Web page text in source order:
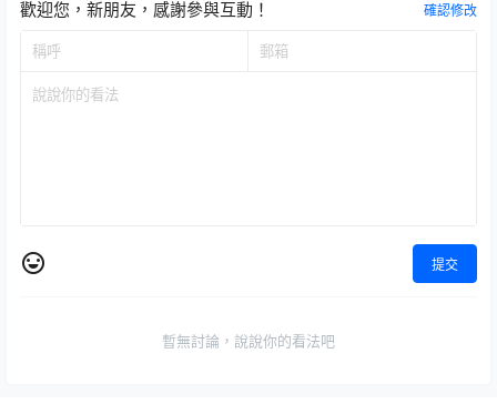
歡迎您，新朋友，感謝參與互動！ 確認修改
提交
暫無討論，說說你的看法吧